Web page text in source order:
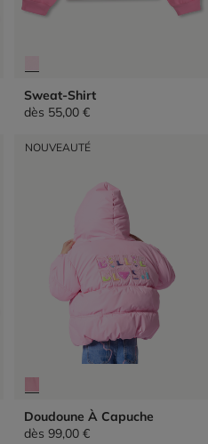
Sweat-Shirt
dès 55,00 €
NOUVEAUTÉ
Doudoune À Capuche
dès 99,00 €